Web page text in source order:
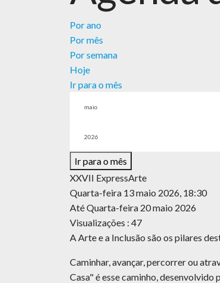
Por ano
Por mês
Por semana
Hoje
Ir para o mês
Ir para o mês
XXVII ExpressArte
Quarta-feira 13 maio 2026, 18:30
Até Quarta-feira 20 maio 2026
Visualizações : 47
A Arte e a Inclusão são os pilares
Caminhar, avançar, percorrer ou
Casa" é esse caminho,